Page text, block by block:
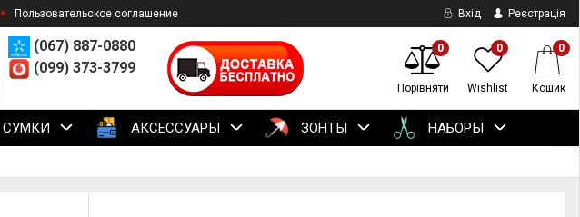
Пользовательское соглашение Вхід Реєстрація
(067) 887-0880
(099) 373-3799
0
Порівняти
0
Wishlist
0
Кошик
СУМКИ АКСЕССУАРЫ ЗОНТЫ НАБОРЫ